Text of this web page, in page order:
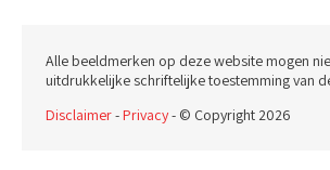
Alle beeldmerken op deze website mogen
uitdrukkelijke schriftelijke toestemming van
Disclaimer-Privacy- © Copyright 2026